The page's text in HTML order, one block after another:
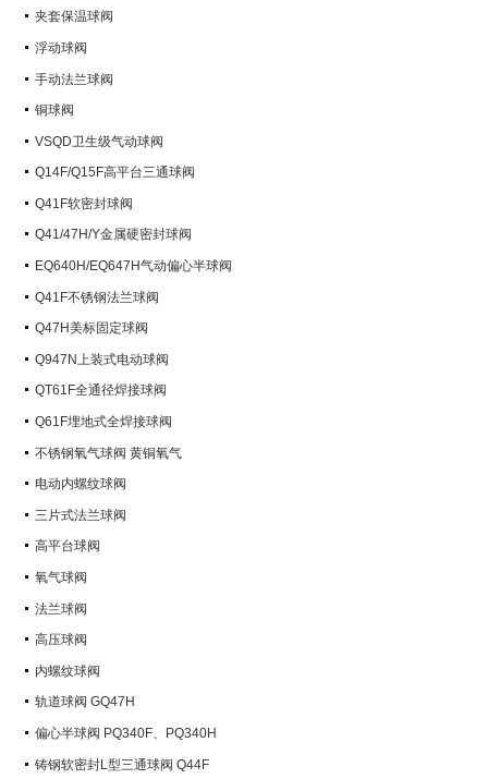
夹套保温球阀
浮动球阀
手动法兰球阀
铜球阀
VSQD卫生级气动球阀
Q14F/Q15F高平台三通球阀
Q41F软密封球阀
Q41/47H/Y金属硬密封球阀
EQ640H/EQ647H气动偏心半球阀
Q41F不锈钢法兰球阀
Q47H美标固定球阀
Q947N上装式电动球阀
QT61F全通径焊接球阀
Q61F埋地式全焊接球阀
不锈钢氧气球阀 黄铜氧气
电动内螺纹球阀
三片式法兰球阀
高平台球阀
氧气球阀
法兰球阀
高压球阀
内螺纹球阀
轨道球阀 GQ47H
偏心半球阀 PQ340F、PQ340H
铸钢软密封L型三通球阀 Q44F